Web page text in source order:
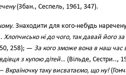
(Збан., Сеспель, 1961, 347).
Знаходити для кого-небудь
Хлопчисько ні до чого, так давай його
258); — За кого зможе вона в наш час
з купою дітей… (Вільде, Сестри..,
Вкраїночку таку висватаємо, що ну!